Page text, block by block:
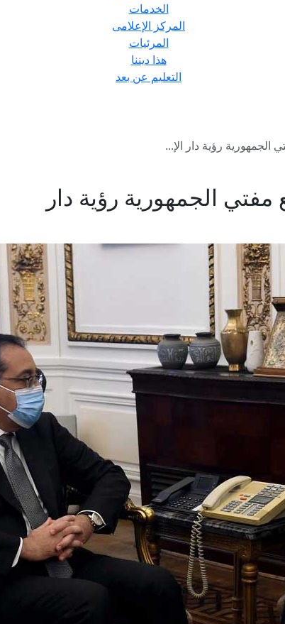
الخدمات
المركز الإعلامى
المرئيات
هذا ديننا
التعليم عن بعد
رؤية دار الإ...
الجمهورية رؤية دار